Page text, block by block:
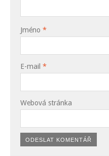
Jméno *
E-mail *
Webová stránka